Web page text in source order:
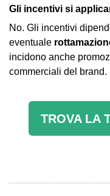
Gli incentivi si
No. Gli incentivi
eventuale
incidono anche
commerciali del brand.
TROVA LA